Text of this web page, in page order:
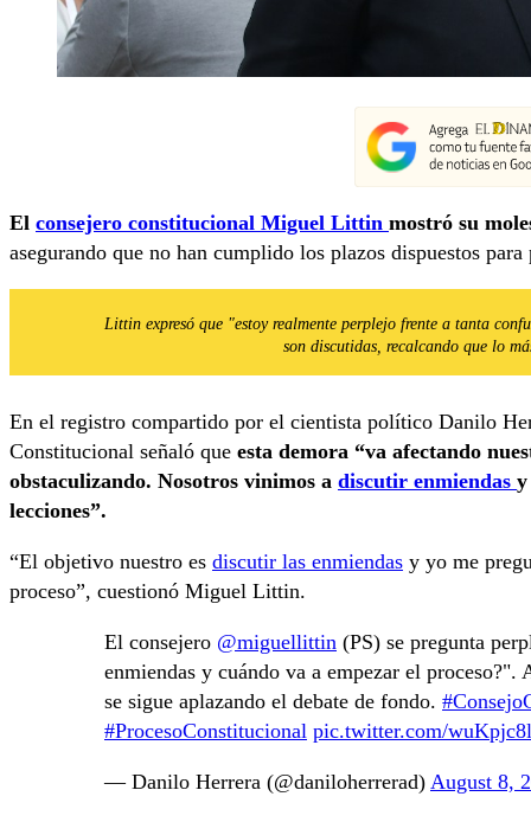
El consejero constitucional Miguel Littin mostró su
asegurando que no han cumplido los plazos dispuestos
Littin expresó que "estoy realmente perplejo frente a tanta
son discutidas, recalcando que lo
En el registro compartido por el cientista político Danilo
Constitucional señaló que esta demora “va afectando
obstaculizando. Nosotros vinimos a discutir enmiendas y
lecciones”.
“El objetivo nuestro es discutir las enmiendas y yo me
proceso”, cuestionó Miguel Littin.
El consejero @miguellittin (PS) se pregunta
enmiendas y cuándo va a empezar el proceso?".
se sigue aplazando el debate de fondo.
#ProcesoConstitucional pic.twitter.com/
— Danilo Herrera (@daniloherrerad) August 8,